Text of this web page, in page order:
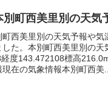
別町西美里別の天気
町西美里別の天気予報や
した。本別町西美里別の
度143.472108標高
在の気象情報本別町西美...